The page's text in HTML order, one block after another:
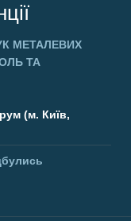
МЕТАЛЕВИХ
ТА
(м. Київ,